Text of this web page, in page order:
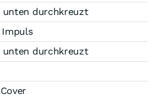
unten durchkreuzt
unten durchkreuzt